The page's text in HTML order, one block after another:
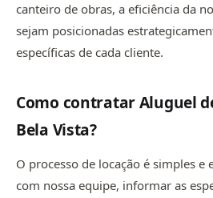
canteiro de obras, a eficiência da
sejam posicionadas
específicas de cada cliente.
Como contratar Aluguel
Bela Vista?
O processo de locação é simples
com nossa equipe, informar as